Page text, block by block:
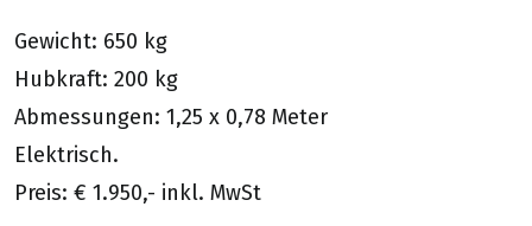
Gewicht: 650 kg
Hubkraft: 200 kg
Abmessungen: 1,25 x 0,78 Meter
Elektrisch.
Preis: € 1.950,- inkl. MwSt